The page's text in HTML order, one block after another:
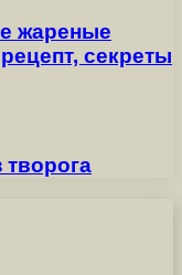
жареные
секреты
творога